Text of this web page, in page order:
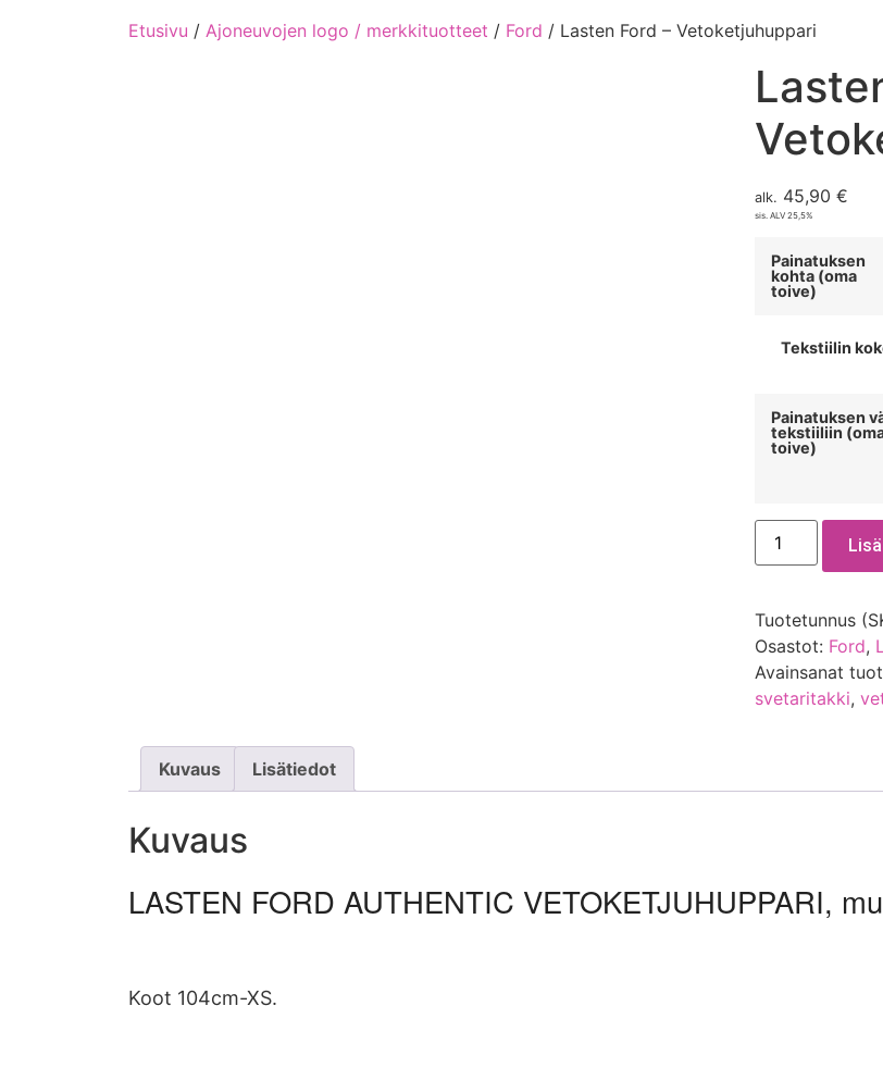
Etusivu / Ajoneuvojen logo / merkkituotteet / Ford / Lasten Ford – Vetoketjuhuppari
alk. 45,90€
sis. ALV 25,5%
Painatuksen
kohta (oma
toive)
Tekstiilin
Painatuksen
tekstiiliin
toive)
Tuotetunnus
Osastot: Ford,
Avainsanat
svetaritakki,
Kuvaus Lisätiedot
Kuvaus
LASTEN FORD AUTHENTIC VETOKETJUHUPPARI,
Koot 104cm-XS.